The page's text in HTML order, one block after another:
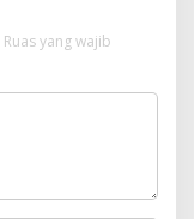
Ruas yang wajib